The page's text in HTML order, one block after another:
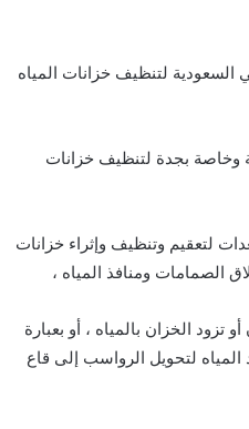
السعودية لتنظيف خزانات المياه
بجدة لتنظيف خزانات
لتعقيم وتنظيف وإثراء خزانات
الصمامات ومنافذ المياه ،
الخزان بالمياه ، أو بعبارة
المياه لتحويل الرواسب إلى قاع